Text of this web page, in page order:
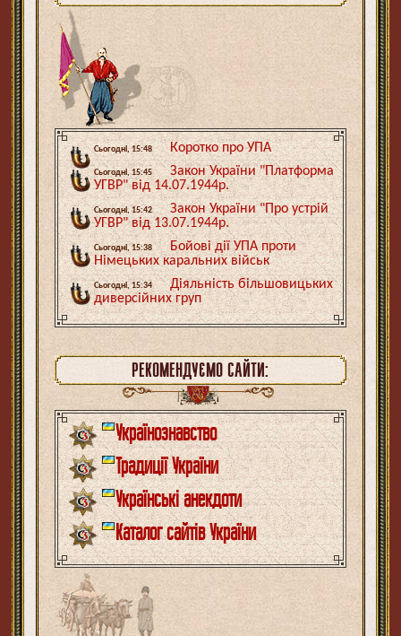
Сьогодні, 15:48 Коротко про УПА
Сьогодні, 15:45
Закон України "Платформа
УГВР" від 14.07.1944р.
Сьогодні, 15:42
Закон України "Про устрій
УГВР" від 13.07.1944р.
Сьогодні, 15:38
Бойові дії УПА проти
Німецьких каральних військ
Сьогодні, 15:34
Діяльність більшовицьких
диверсійних груп
РЕКОМЕНДУЄМО САЙТИ:
Українознавство
Традиції України
Українські анекдоти
Каталог сайтів України